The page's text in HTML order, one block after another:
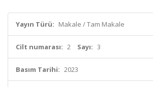
Yayın Türü: Makale / Tam Makale
Cilt numarası: 2 Sayı: 3
Basım Tarihi: 2023